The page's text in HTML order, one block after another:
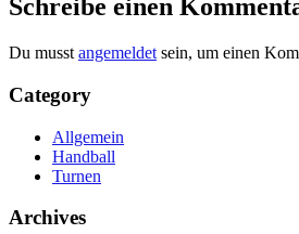
Schreibe einen
Du musst angemeldet sein, um einen
Category
Allgemein
Handball
Turnen
Archives